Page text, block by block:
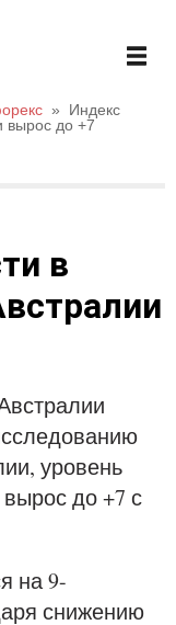
»
Индекс
вырос до +7
в
уровень
до +7 с
на 9-
снижению